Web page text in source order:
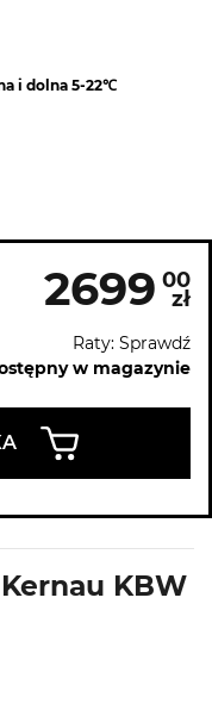
i dolna 5-22℃
2699 00
zł
Raty: Sprawdź
w magazynie
KBW